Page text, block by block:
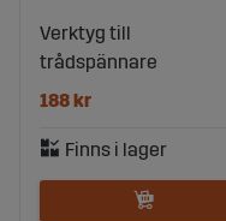
Verktyg till
trådspännare
188 kr